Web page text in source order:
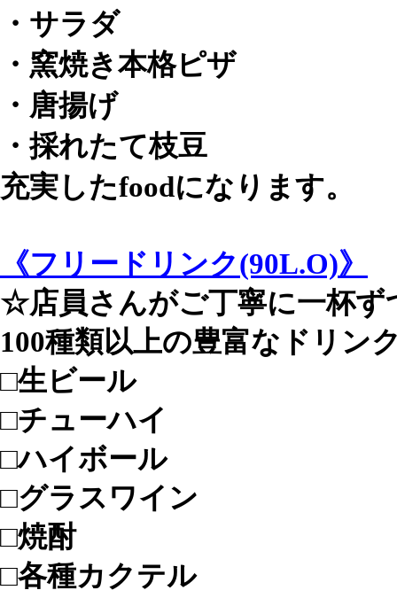
・サラダ
・窯焼き本格ピザ
・唐揚げ
・採れたて枝豆
充実したfoodになります。
《フリードリンク(90L.O)》
☆店員さんがご丁寧に一杯ず
100種類以上の豊富なドリン
□生ビール
□チューハイ
□ハイボール
□グラスワイン
□焼酎
□各種カクテル